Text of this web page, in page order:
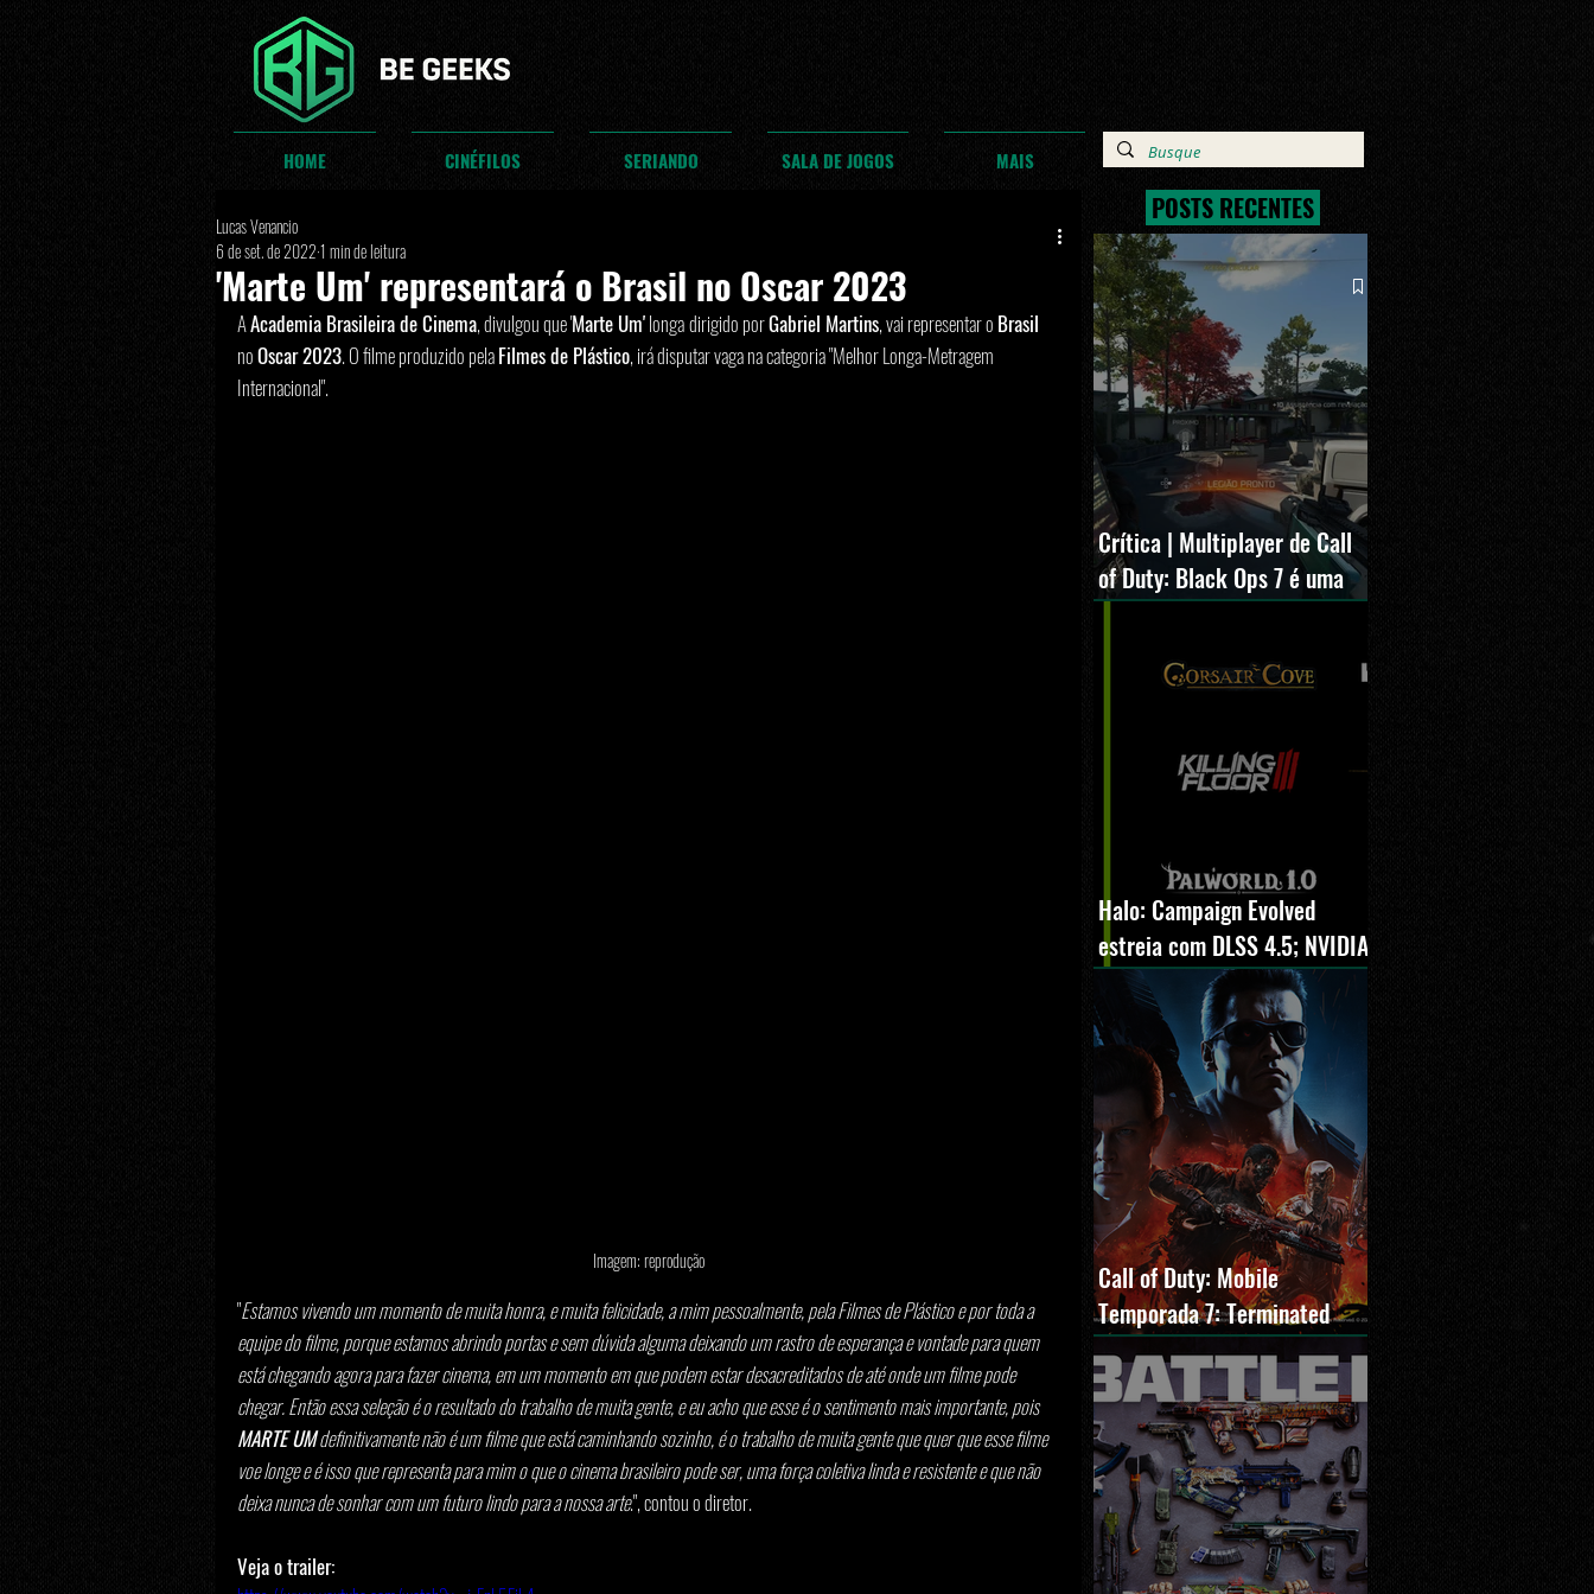
HOME CINÉFILOS SERIANDO SALA DE JOGOS MAIS
'Marte Um' representará o Brasil no Oscar 2023
Lucas Venancio
6 de set. de 20221 min de leitura
A Academia Brasileira de Cinema, divulgou que 'Marte Um' longadirigido por Gabriel Martins, vai representar o Brasil
no Oscar 2023. O filme produzido pela Filmes de Plástico, irá disputar vaga na categoria "Melhor Longa-Metragem
Internacional".
Imagem: reprodução
"Estamos vivendo um momento de muita honra, e muita felicidade, a mim pessoalmente, pela Filmes de Plástico e por toda a
equipe do filme, porque estamos abrindo portas e sem dúvida alguma deixando um rastro de esperança e vontade para quem
está chegando agora para fazer cinema, em um momento em que podem estar desacreditados de até onde um filme pode
chegar. Então essa seleção é o resultado do trabalho de muita gente, e eu acho que esse é o sentimento mais importante, pois
MARTE UM definitivamente não é um filme que está caminhando sozinho, é o trabalho de muita gente que quer que esse filme
voe longe e é isso que representa para mim o que o cinema brasileiro pode ser, uma força coletiva linda e resistente e que não
deixa nunca de sonhar com um futuro lindo para a nossa arte.", contou o diretor.
Veja o trailer:
POSTS RECENTES
Crítica | Multiplayer de Call
of Duty: Black Ops 7 é uma
experiência positiva,
Halo: Campaign Evolved
estreia com DLSS 4.5; NVIDIA
lança novo GeForce Game
Ready Driver para grandes
lançamentos
Call of Duty: Mobile
Temporada 7: Terminated
estreia com O Exterminador
do Futuro 2, novos modos e
Cronen Squall